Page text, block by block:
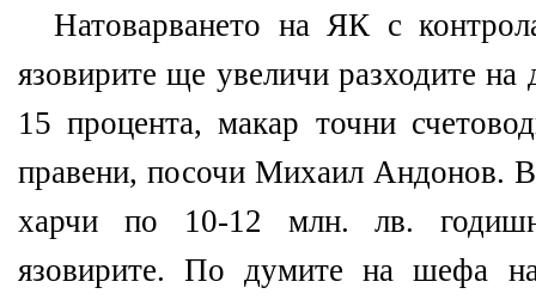
Натоварването на ЯК с
язовирите ще увеличи разходите
15 процента, макар точни
правени, посочи Михаил Андонов.
харчи по 10-12 млн. лв.
язовирите. По думите на шефа